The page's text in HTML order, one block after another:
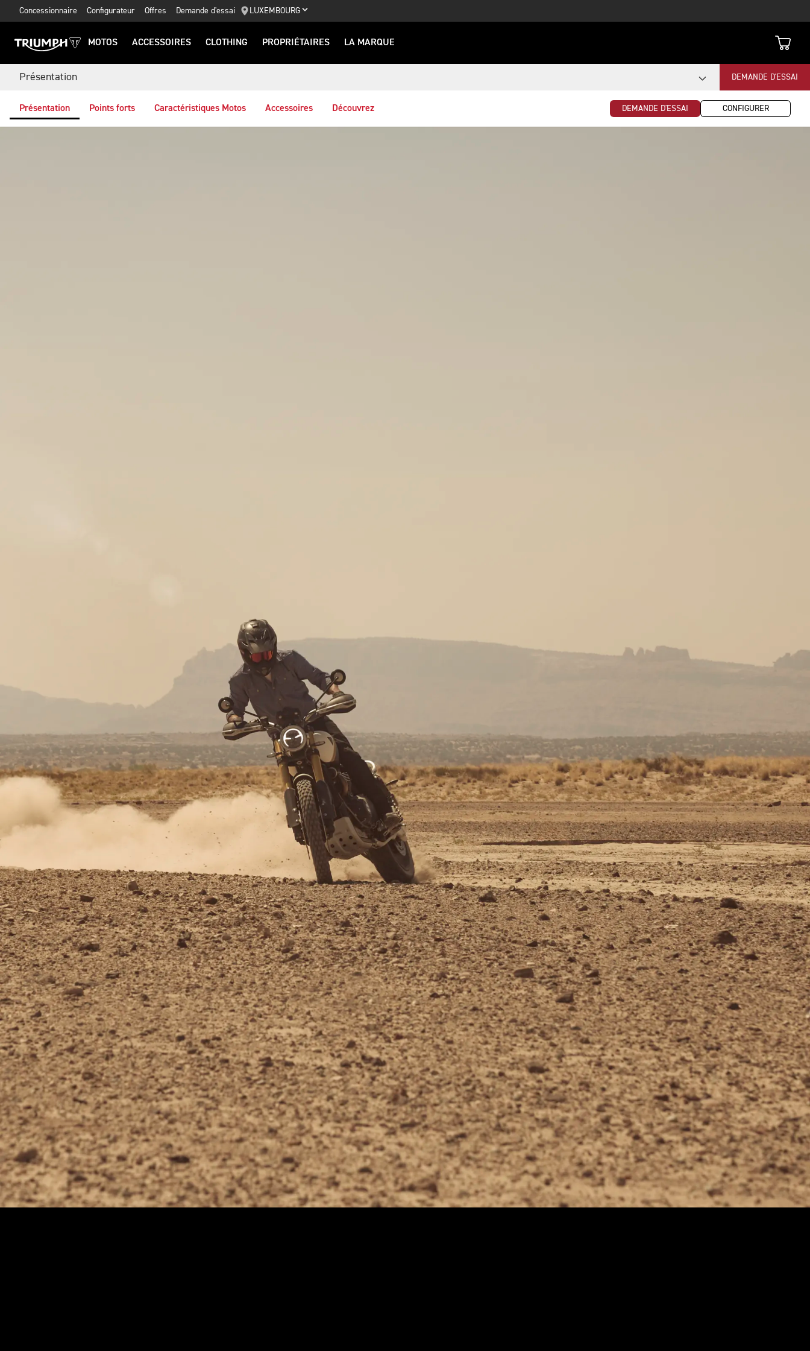
Concessionnaire Configurateur Offres Demande d'essai LUXEMBOURG
MOTOS ACCESSOIRES CLOTHING PROPRIÉTAIRES LA MARQUE
Présentation DEMANDE D'ESSAI
Présentation Points forts Caractéristiques Motos Accessoires Découvrez DEMANDE D'ESSAI CONFIGURER